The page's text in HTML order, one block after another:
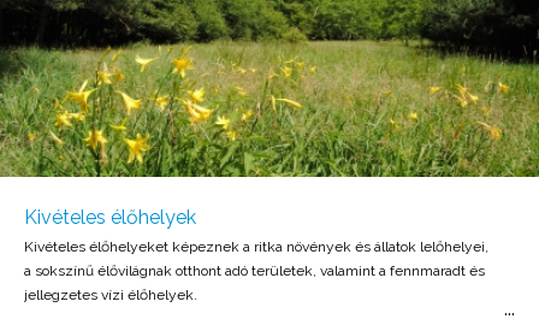
Kivételes élőhelyek
Kivételes élőhelyeket képeznek a ritka növények és állatok lelőhelyei,
a sokszínű élővilágnak otthont adó területek, valamint a fennmaradt és
jellegzetes vízi élőhelyek.